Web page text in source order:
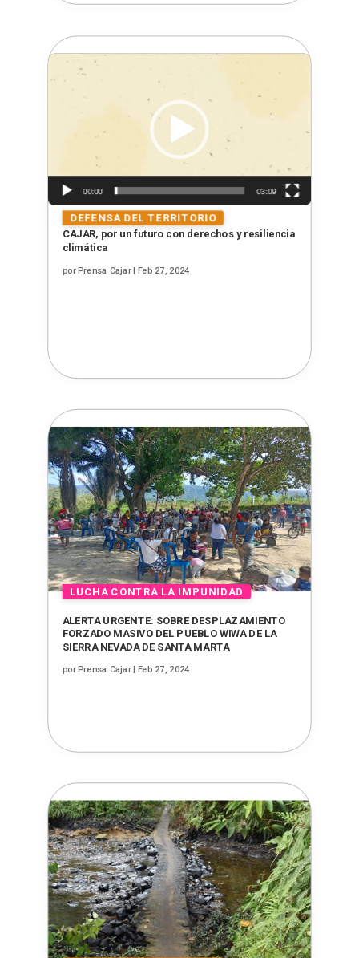
Reproductor
de
00:00 03:09
CAJAR, por un futuro con derechos y resiliencia
climática
porPrensa Cajar| Feb 27, 2024
ALERTA URGENTE: SOBRE DESPLAZAMIENTO
FORZADO MASIVO DEL PUEBLO WIWA DE LA
SIERRA NEVADA DE SANTA MARTA
porPrensa Cajar| Feb 27, 2024